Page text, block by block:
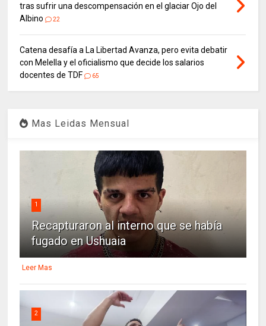
tras sufrir una descompensación en el glaciar Ojo del
Albino
22
Catena desafía a La Libertad Avanza, pero evita debatir
con Melella y el oficialismo que decide los salarios
docentes de TDF
65
Mas Leidas Mensual
1
Recapturaron al interno que se había
fugado en Ushuaia
Leer Mas
2